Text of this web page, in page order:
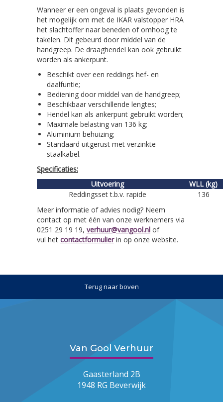
Wanneer er een ongeval is plaats gevonden is
het mogelijk om met de IKAR valstopper HRA
het slachtoffer naar beneden of omhoog te
takelen. Dit gebeurd door middel van de
handgreep. De draaghendel kan ook gebruikt
worden als ankerpunt.
Beschikt over een reddings hef- en
daalfuntie;
Bediening door middel van de handgreep;
Beschikbaar verschillende lengtes;
Hendel kan als ankerpunt gebruikt worden;
Maximale belasting van 136 kg;
Aluminium behuizing;
Standaard uitgerust met verzinkte
staalkabel.
Specificaties:
Uitvoering
WLL (kg)
Reddingsset t.b.v. rapide
136
Meer informatie of advies nodig? Neem
contact op met één van onze werknemers via
0251 29 19 19, verhuur@vangool.nl of
vul het contactformulierin op onze website.
Terug naar boven
Van Gool Verhuur
Gaasterland 2B
1948 RG Beverwijk